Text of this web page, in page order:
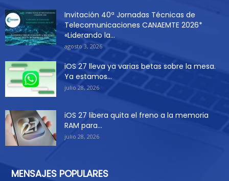
Invitación 40ª Jornadas Técnicas de
Telecomunicaciones CANAEMTE 2026*
«Liderando la...
agosto 3, 2026
iOS 27 lleva ya varias betas sobre la mesa.
Ya estamos...
julio 28, 2026
iOS 27 libera quita el freno a la memoria
RAM para...
julio 28, 2026
MENSAJES POPULARES